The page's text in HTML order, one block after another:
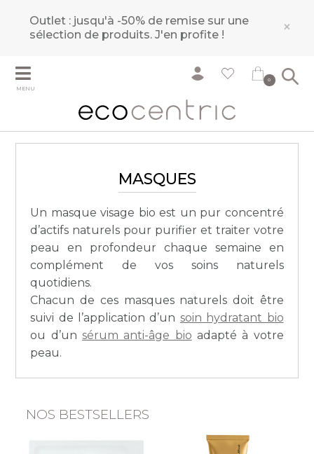
Outlet : jusqu'à -50% de remise sur une
sélection de produits.J'en profite ! ×
MENU
0
MASQUES
Un masque visage bio est un pur concentré
d’actifs naturels pour purifier et traiter votre
peau en profondeur chaque semaine en
complément de vos soins naturels
quotidiens.
Chacun de ces masques naturels doit être
suivi de l’application d’un soin hydratant bio
ou d’unsérum anti-âge bio adapté à votre
peau.
NOS BESTSELLERS